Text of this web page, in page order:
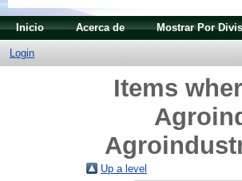
Inicio Acerca de Mostrar Por
Login
Items
Up a level